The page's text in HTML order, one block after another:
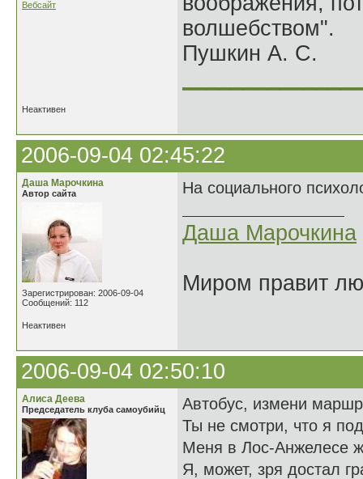
Вебсайт
волшебством".
Пушкин А. С.
Неактивен
2006-09-04 02:45:22
Даша Марочкина
Автор сайта
Зарегистрирован: 2006-09-04
Сообщений: 112
На социального
Даша Марочкина
Миром правит
Неактивен
2006-09-04 02:50:10
Алиса Деева
Председатель клуба самоубийц
Автобус, измени
Ты не смотри, что я
Меня в Лос-Анжелесе
Я, может, зря достал